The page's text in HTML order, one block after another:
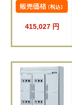
415,027 円